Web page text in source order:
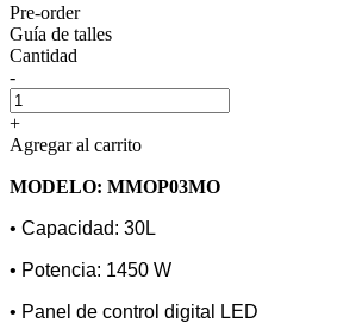
Pre-order
Guía de talles
Cantidad
-
+
Agregar al carrito
MODELO: MMOP03MO
• Capacidad: 30L
• Potencia: 1450 W
• Panel de control digital LED